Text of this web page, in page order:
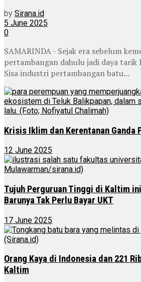
by Sirana.id
5 June 2025
0
SAMARINDA - Sejak era sebelum
pertambangan dahulu jadi daya
Sisa industri pertambangan batu...
Krisis Iklim dan Kerentanan Ganda
12 June 2025
Tujuh Perguruan Tinggi di Kaltim
Barunya Tak Perlu Bayar UKT
17 June 2025
Orang Kaya di Indonesia dan 221
Kaltim